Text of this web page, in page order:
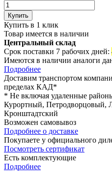
Купить
Купить в 1 клик
Товар имеется в наличии
Центральный склад
Срок поставки 7 рабочих дней:
Имеются в наличии аналоги
Подробнее
Доставим транспортом
пределах КАД*
* Не включая удаленные
Курортный, Петродворцовый,
Кронштадтский
Возможен самовывоз
Подробнее о доставке
Покупаете у официального
Посмотреть сертификат
Есть комплектующие
Подробнее